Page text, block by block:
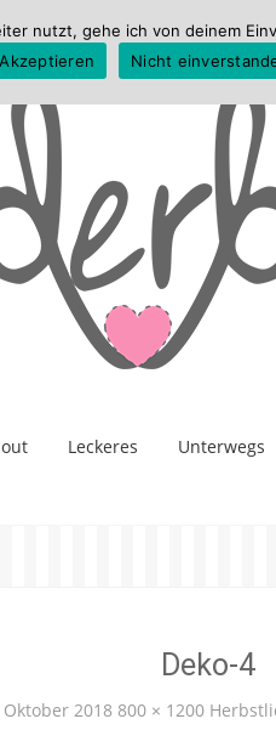
Leckeres Unterwegs
Deko-4
Oktober 2018 800 × 1200
nutzt, gehe ich von deinem
Akzeptieren
Nicht